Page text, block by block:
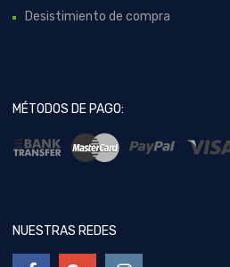
Desistimiento de compra
MÉTODOS DE PAGO:
NUESTRAS REDES